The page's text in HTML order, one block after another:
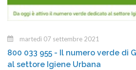
martedì 07 settembre 2021
800 033 955 - Il numero verde di
al settore Igiene Urbana